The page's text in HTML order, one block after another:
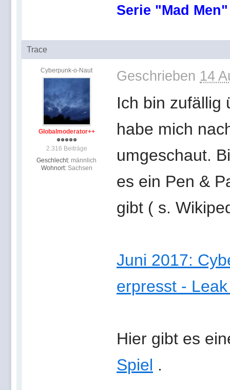
Serie "Mad Men"
Trace
Cyberpunk-o-Naut
Globalmoderator++
2.316 Beiträge
Geschlecht: männlich
Wohnort: Sachsen
Geschrieben 14
Ich bin zufällig
habe mich
umgeschaut.
es ein Pen &
gibt ( s.
Juni 2017:
erpresst -
Hier gibt es
Spiel .